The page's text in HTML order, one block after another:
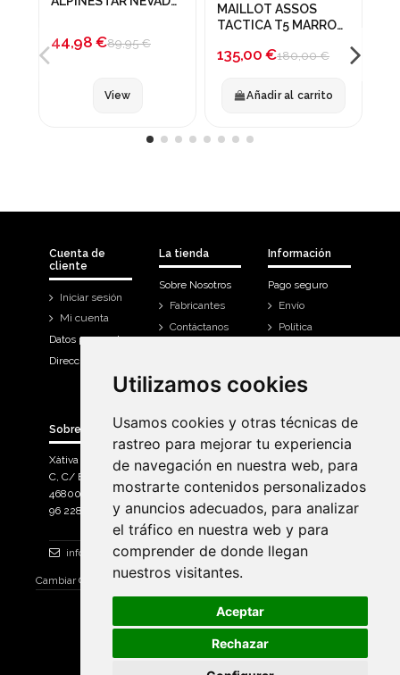
Utilizamos cookies
Usamos cookies y otras técnicas de
rastreo para mejorar tu experiencia
de navegación en nuestra web, para
mostrarte contenidos personalizados
y anuncios adecuados, para analizar
el tráfico en nuestra web y para
comprender de donde llegan
nuestros visitantes.
Aceptar
Rechazar
Utilizamos cookies
Usamos cookies y otras técnicas de
rastreo para mejorar tu experiencia
de navegación en nuestra web, para
mostrarte contenidos personalizados
y anuncios adecuados, para analizar
el tráfico en nuestra web y para
comprender de donde llegan
nuestros visitantes.
Aceptar
Rechazar
44,98 €89,95 €
View
-25%
MAILLOT ASSOS
TACTICA T5 MARRON
135,00 €180,00 €
Añadir al carrito
Cuenta de
cliente
Iniciar sesión
Mi cuenta
Datos personales
Direcciones
La tienda
Sobre Nosotros
Fabricantes
Contáctanos
Información
Pago seguro
Envío
Política
Historial de
Sobre Bicicletas Sanchis
Xàtiva Polígon Industrial
C, C/ Braçal del Roncador nave 10. >
46800, Xàtiva.
96 228 71 23
info@bicicletassanchis.com
Cambiar Consentimiento de Cookies